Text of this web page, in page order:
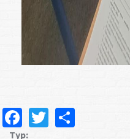
Facebook
Twitter
Typ: